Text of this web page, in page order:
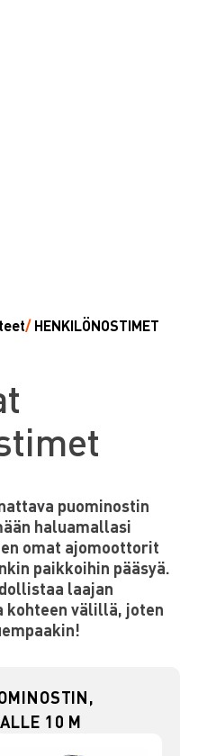
/ HENKILÖNOSTIMET
puominostin
haluamallasi
omat ajomoottorit
paikkoihin pääsyä.
laajan
kohteen välillä, joten
10 M